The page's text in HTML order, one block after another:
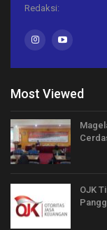
Redaksi:
Most Viewed
OJK